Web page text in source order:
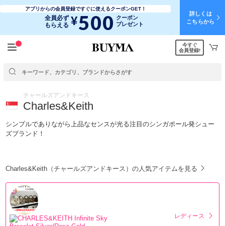
アプリからの会員登録ですぐに使えるクーポンGET！
全員必ず
もらえる ¥500 クーポン
プレゼント
詳しくは
こちらから
今すぐ
会員登録!
チャールズアンドキース
Charles&Keith
シンプルでありながら上品なセンスが光る注目のシンガポール発シュー
ズブランド！
Charles&Keith（チャールズアンドキース）の人気アイテムを見る
レディース